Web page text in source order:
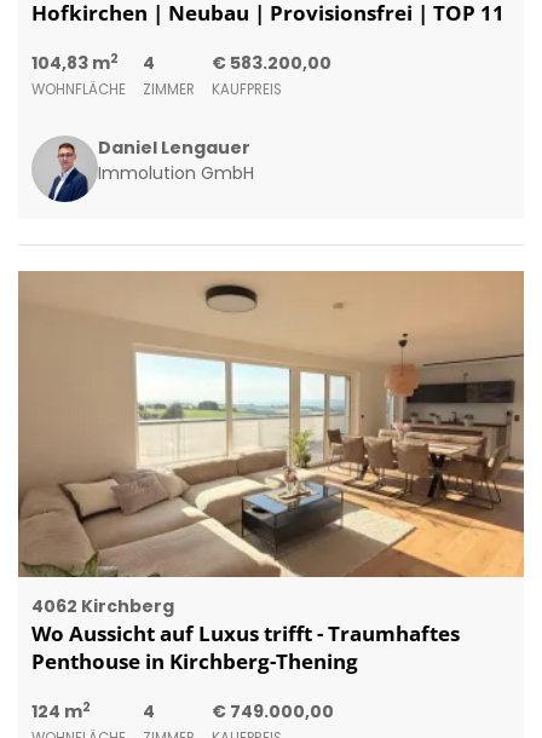
Hofkirchen | Neubau | Provisionsfrei | TOP 11
104,83 m2
WOHNFLÄCHE
4
ZIMMER
€ 583.200,00
KAUFPREIS
Daniel Lengauer
Immolution GmbH
4062 Kirchberg
Wo Aussicht auf Luxus trifft - Traumhaftes
Penthouse in Kirchberg-Thening
124 m2 4 € 749.000,00